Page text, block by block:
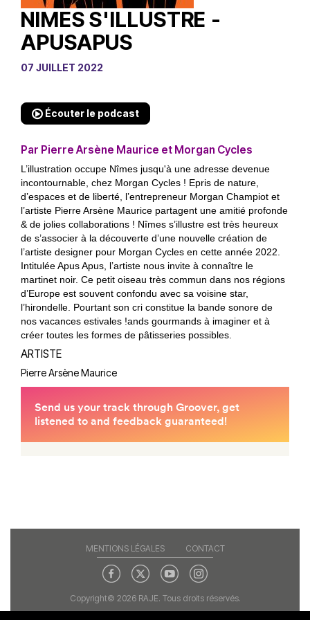
NIMES S'ILLUSTRE -
APUSAPUS
07 JUILLET 2022
Écouter le podcast
Par Pierre Arsène Maurice et Morgan Cycles
L’illustration occupe Nîmes jusqu'à une adresse devenue
incontournable, chez Morgan Cycles ! Epris de nature,
d’espaces et de liberté, l’entrepreneur Morgan Champiot et
l’artiste Pierre Arsène Maurice partagent une amitié profonde
& de jolies collaborations ! Nîmes s’illustre est très heureux
de s’associer à la découverte d’une nouvelle création de
l’artiste designer pour Morgan Cycles en cette année 2022.
Intitulée Apus Apus, l’artiste nous invite à connaître le
martinet noir. Ce petit oiseau très commun dans nos régions
d’Europe est souvent confondu avec sa voisine star,
l’hirondelle. Pourtant son cri constitue la bande sonore de
nos vacances estivales !ands gourmands à imaginer et à
créer toutes les formes de pâtisseries possibles.
ARTISTE
Pierre Arsène Maurice
MENTIONS LÉGALES CONTACT
Copyright© 2026 RAJE. Tous droits réservés.